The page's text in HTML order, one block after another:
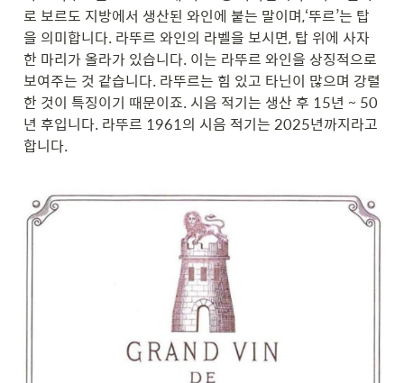
로 보르도 지방에서 생산된 와인에 붙는 말이며,‘뚜르’는 탑
을 의미합니다. 라뚜르 와인의 라벨을 보시면, 탑 위에 사자
한 마리가 올라가 있습니다. 이는 라뚜르 와인을 상징적으로
보여주는 것 같습니다. 라뚜르는 힘 있고 타닌이 많으며 강렬
한 것이 특징이기 때문이죠. 시음 적기는 생산 후 15년 ~ 50
년 후입니다. 라뚜르 1961의 시음 적기는 2025년까지라고
합니다.